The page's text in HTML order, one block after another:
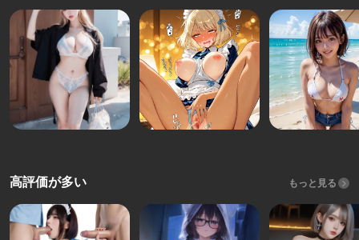
高評価が多い もっと見る